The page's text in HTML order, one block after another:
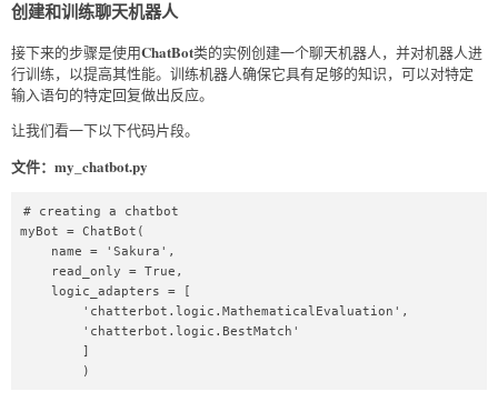
创建和训练聊天机器人
接下来的步骤是使用ChatBot类的实例创建一个聊天机器人，并对机器人进
行训练，以提高其性能。训练机器人确保它具有足够的知识，可以对特定
输入语句的特定回复做出反应。
让我们看一下以下代码片段。
文件：my_chatbot.py
# creating a chatbot
myBot = ChatBot(
        )